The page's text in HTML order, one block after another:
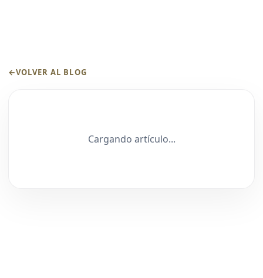
←VOLVER AL BLOG
Cargando artículo...